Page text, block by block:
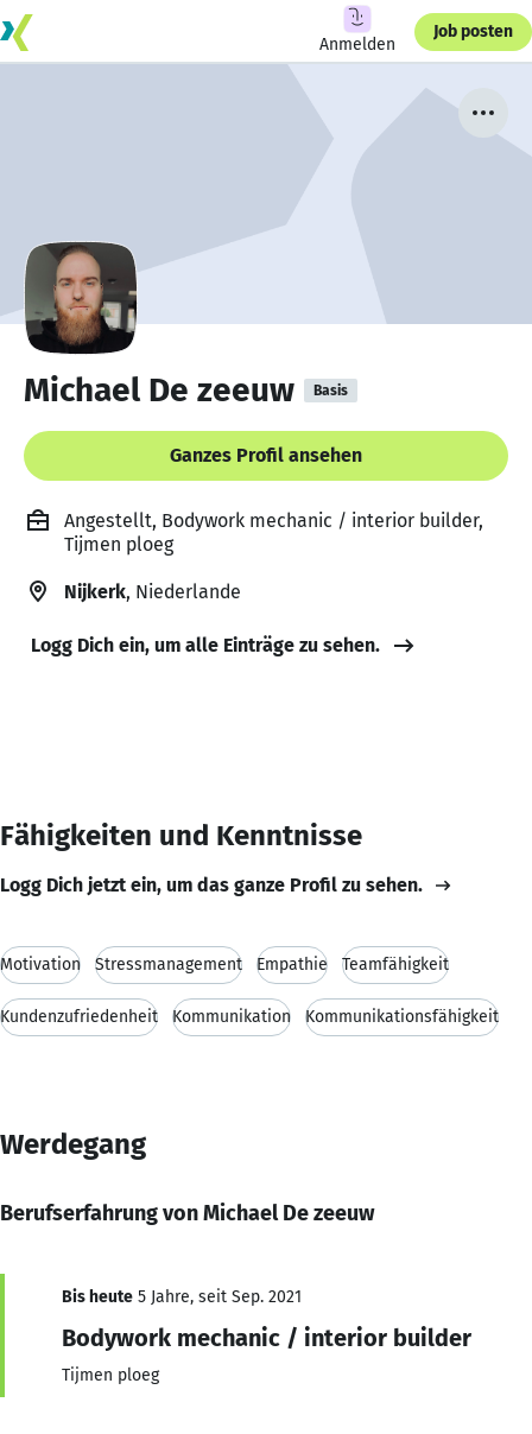
Anmelden
Job posten
Michael De zeeuw Basis
Ganzes Profil ansehen
Angestellt, Bodywork mechanic / interior builder,
Tijmen ploeg
Nijkerk, Niederlande
Logg Dich ein, um alle Einträge zu sehen.
Fähigkeiten und Kenntnisse
Logg Dich jetzt ein, um das ganze Profil zu sehen.
Motivation Stressmanagement Empathie Teamfähigkeit
Kundenzufriedenheit Kommunikation Kommunikationsfähigkeit
Werdegang
Berufserfahrung von Michael De zeeuw
Bis heute 5 Jahre, seit Sep. 2021
Bodywork mechanic / interior builder
Tijmen ploeg